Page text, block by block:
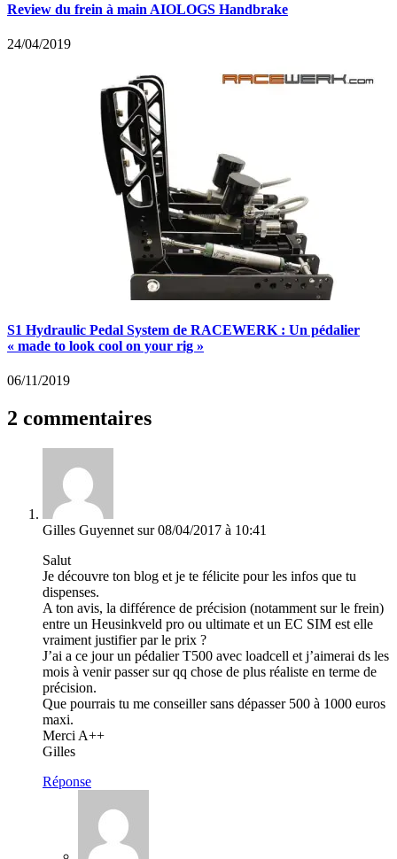
Review du frein à main AIOLOGS Handbrake
24/04/2019
S1 Hydraulic Pedal System de RACEWERK : Un pédalier
« made to look cool on your rig »
06/11/2019
2 commentaires
Gilles Guyennet sur 08/04/2017 à 10:41
Salut
Je découvre ton blog et je te félicite pour les infos que tu
dispenses.
A ton avis, la différence de précision (notamment sur le frein)
entre un Heusinkveld pro ou ultimate et un EC SIM est elle
vraiment justifier par le prix ?
J’ai a ce jour un pédalier T500 avec loadcell et j’aimerai ds les
mois à venir passer sur qq chose de plus réaliste en terme de
précision.
Que pourrais tu me conseiller sans dépasser 500 à 1000 euros
maxi.
Merci A++
Gilles
Réponse